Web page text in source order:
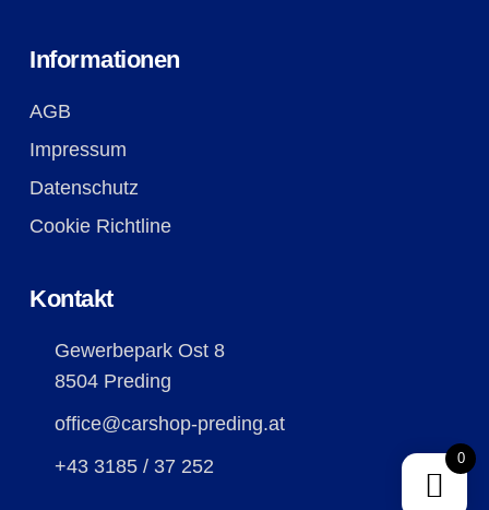
Informationen
AGB
Impressum
Datenschutz
Cookie Richtline
Kontakt
Gewerbepark Ost 8
8504 Preding
office@carshop-preding.at
+43 3185 / 37 252
0